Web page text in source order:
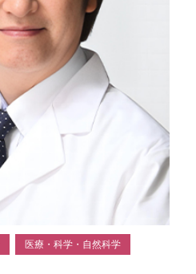
医療・科学・自然科学